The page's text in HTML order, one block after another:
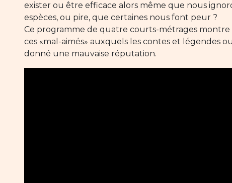
exister ou être efficace alors même que nous
espèces, ou pire, que certaines nous font peur ?
Ce programme de quatre courts-métrages
ces «mal-aimés» auxquels les contes et légendes
donné une mauvaise réputation.